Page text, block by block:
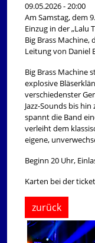
09.05.2026 - 20:00
Am Samstag, dem
Einzug in der „Lalu
Big Brass
Leitung von Daniel
Big Brass Machine
explosive
verschiedenster
Jazz-Sounds bis
spannt die Band
verleiht dem
eigene,
Beginn 20 Uhr,
Karten bei der
zurück